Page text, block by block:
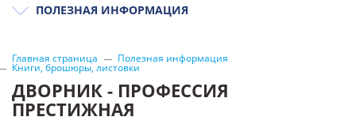
ПОЛЕЗНАЯ ИНФОРМАЦИЯ
Главная страница Полезная информация
Книги, брошюры, листовки
ДВОРНИК - ПРОФЕССИЯ
ПРЕСТИЖНАЯ